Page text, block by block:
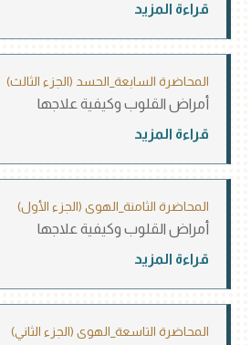
قراءة المزيد
المحاضرة السابعة_الحسد (الجزء الثالث)
أمراض القلوب وكيفية علاجها
قراءة المزيد
المحاضرة الثامنة_الهوى (الجزء الأول)
أمراض القلوب وكيفية علاجها
قراءة المزيد
المحاضرة التاسعة_الهوى (الجزء الثاني)